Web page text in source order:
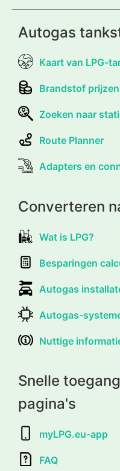
Autogas
Kaart van LPG-
Brandstof prijzen
Zoeken naar
Route Planner
Adapters en
Converteren
Wat is LPG?
Besparingen
Autogas
Autogas-
Nuttige
Snelle
pagina's
myLPG.eu-app
FAQ